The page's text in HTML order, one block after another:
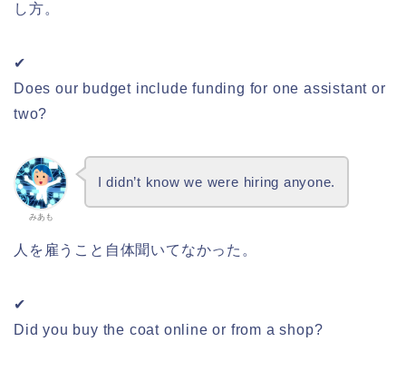
し方。
✔
Does our budget include funding for one assistant or
two?
みあも
I didn’t know we were hiring anyone.
人を雇うこと自体聞いてなかった。
✔
Did you buy the coat online or from a shop?